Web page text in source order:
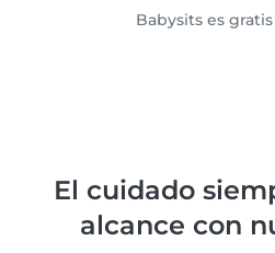
Babysits es
El cuidado
alcance con